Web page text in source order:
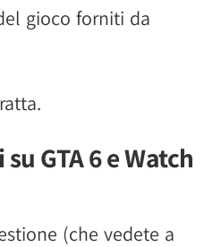
gioco forniti da
GTA 6 e Watch
(che vedete a